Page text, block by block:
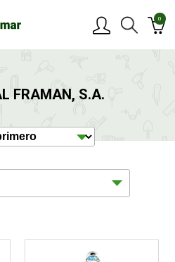
0
FRAMAN, S.A.